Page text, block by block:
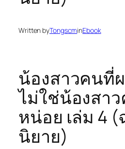
Written byTongscminEbook
น้องสาวคนที่
ไม่ใช่น้องสา
หน่อย เล่ม 4
นิยาย)